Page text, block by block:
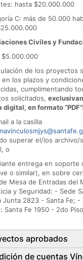
hasta $20.000.000
C: más de 50.000
Civiles y
$5.000.000
de los proyectos
en los plazos y
cumplimentando
solicitados,
digital, en formato “PDF”:
a la casilla
superar el/los archivo/
o
entrega en soporte
o similar), en sobre
Mesa de Entradas del
y Seguridad: - Sede
Junta 2823 - Santa Fe; -
Santa Fe 1950 - 2do
aprobados
de cuentas